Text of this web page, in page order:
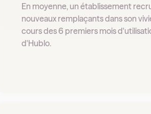
En moyenne, un établissement
nouveaux remplaçants dans son
cours des 6 premiers mois
d'Hublo.